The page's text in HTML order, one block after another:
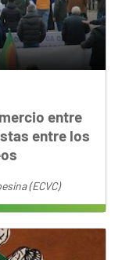
entre
entre los
(ECVC)